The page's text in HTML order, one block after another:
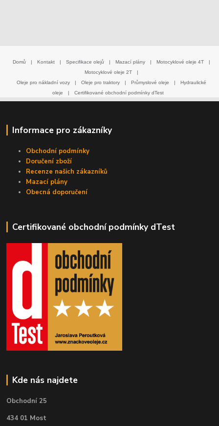
Domů | Kontakt | Specifikace olejů | Mazací plány | Motocyklové oleje 4T
|
Motocyklové oleje 2T
|
Oleje pro nákladní vozy
| Oleje pro traktory | Průmyslové oleje |
Hydraulické
oleje
| Certifikované obchodní podmínky dTest
Informace pro zákazníky
Obchodní podmínky
Doručení zboží
Recenze našich zákazníků
Mazací plány
Obecná doporučení
Certifikované obchodní podmínky dTest
Kde nás najdete
Obchodní 25
434 01 Most